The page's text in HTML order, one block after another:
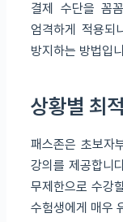
결제 수단을 꼼
엄격하게 적용되
방지하는 방법입
상황별 최
패스존은 초보자
강의를 제공합니
무제한으로 수강
수험생에게 매우